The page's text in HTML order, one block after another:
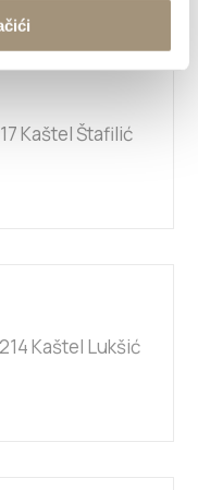
Kaštel Štafilić
Kaštel Lukšić